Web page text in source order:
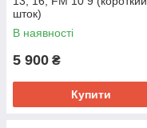
шток)
В наявності
5 900 ₴
Купити